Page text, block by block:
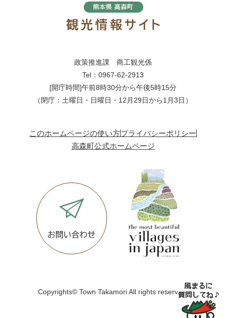
政策推進課 商工観光係
Tel：0967-62-2913
[開庁時間]午前8時30分から午後5時15分
（閉庁：土曜日・日曜日・12月29日から1月3日）
このホームページの使い方プライバシーポリシー
高森町公式ホームページ
Copyrights© Town Takamori All rights reserved.